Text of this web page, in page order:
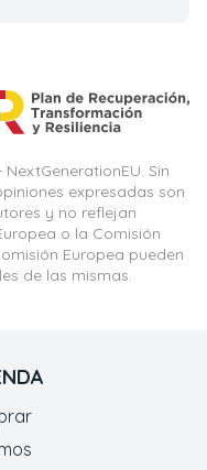
Sin
expresadas son
y no reflejan
o la Comisión
Europea pueden
de las mismas.